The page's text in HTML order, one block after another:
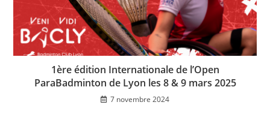
1ère édition Internationale de l’Open
ParaBadminton de Lyon les 8 & 9 mars 2025
7 novembre 2024